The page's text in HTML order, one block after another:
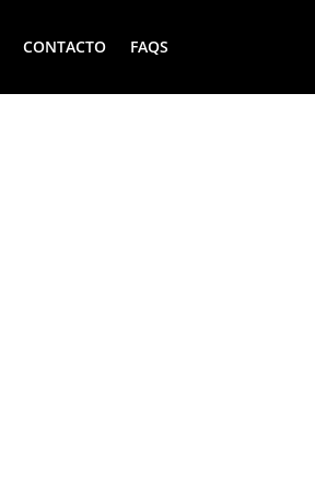
CONTACTO FAQS